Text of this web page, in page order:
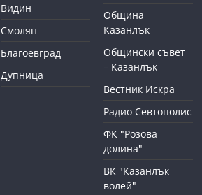
Видин
Смолян
Благоевград
Дупница
Община
Казанлък
Общински съвет
– Казанлък
Вестник Искра
Радио Севтополис
ФК "Розова
долина"
ВК "Казанлък
волей"